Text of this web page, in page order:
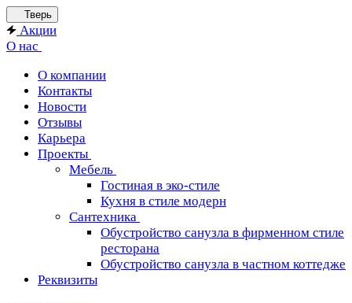
Тверь
Акции
О нас
О компании
Контакты
Новости
Отзывы
Карьера
Проекты
Мебель
Гостиная в эко-стиле
Кухня в стиле модерн
Сантехника
Обустройство санузла в фирменном стиле
ресторана
Обустройство санузла в частном коттедже
Реквизиты